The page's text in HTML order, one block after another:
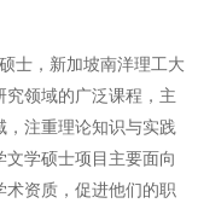
，新加坡南洋理工大
领域的广泛课程，主
，注重理论知识与实践
学硕士项目主要面向
术资质，促进他们的职